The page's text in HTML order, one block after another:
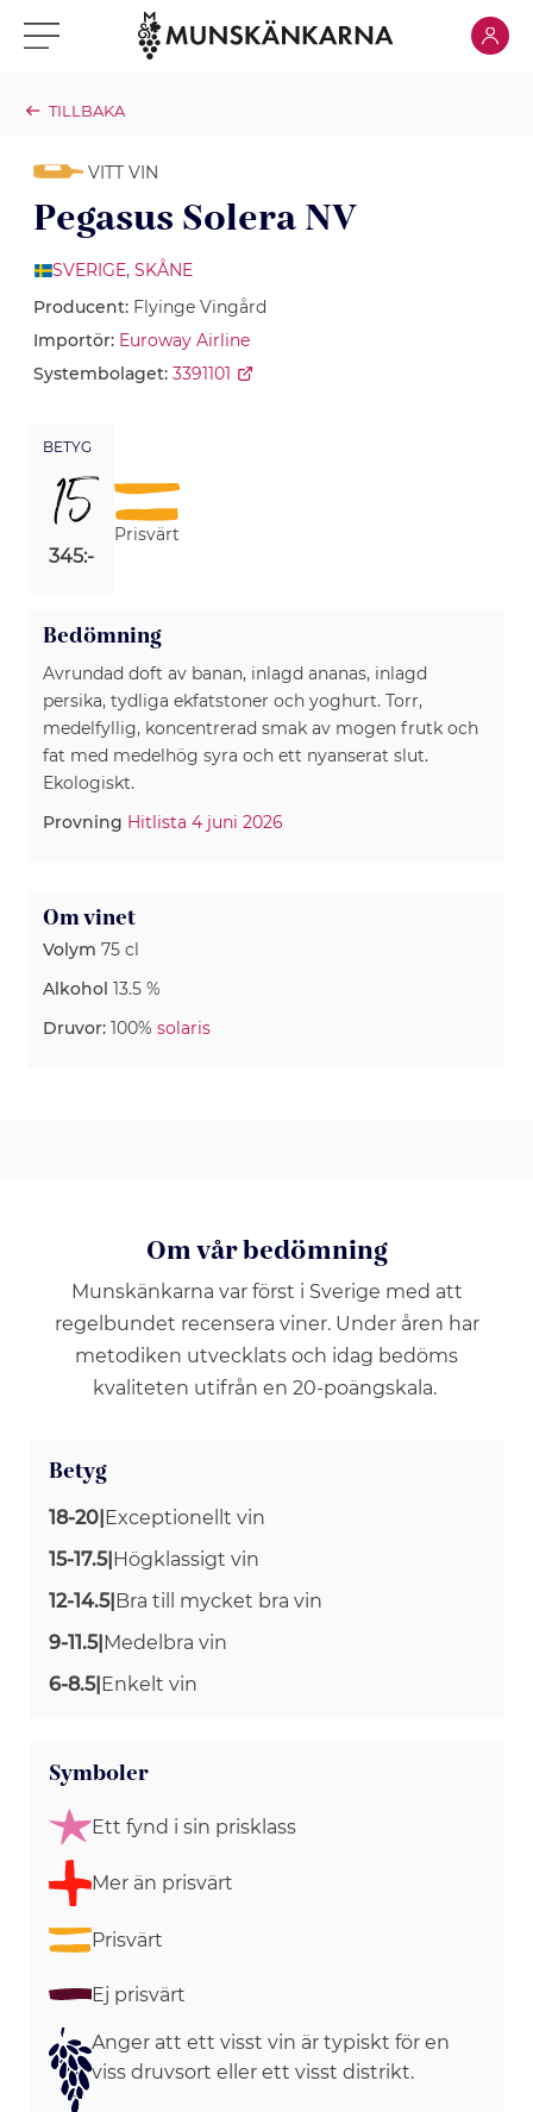
Klicka för meny Klicka
TILLBAKA
VITT VIN
Pegasus Solera NV
SVERIGE, SKÅNE
Producent: Flyinge Vingård
Importör: Euroway Airline
Systembolaget: 3391101
BETYG
15
345:-
Prisvärt
Bedömning
Avrundad doft av banan, inlagd ananas, inlagd
persika, tydliga ekfatstoner och yoghurt. Torr,
medelfyllig, koncentrerad smak av mogen frutk och
fat med medelhög syra och ett nyanserat slut.
Ekologiskt.
Provning Hitlista 4 juni 2026
Om vinet
Volym 75 cl
Alkohol 13.5 %
Druvor: 100% solaris
Om vår bedömning
Munskänkarna var först i Sverige med att
regelbundet recensera viner. Under åren har
metodiken utvecklats och idag bedöms
kvaliteten utifrån en 20-poängskala.
Betyg
18-20 Exceptionellt vin
15-17.5| Högklassigt vin
12-14.5| Bra till mycket bra vin
9-11.5| Medelbra vin
6-8.5| Enkelt vin
Symboler
Ett fynd i sin prisklass
Mer än prisvärt
Prisvärt
Ej prisvärt
Anger att ett visst vin är typiskt för en
viss druvsort eller ett visst distrikt.